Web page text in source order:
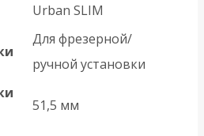
Urban SLIM
Для фрезерной/
ручной установки
51,5 мм